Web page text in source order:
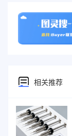
相关推荐